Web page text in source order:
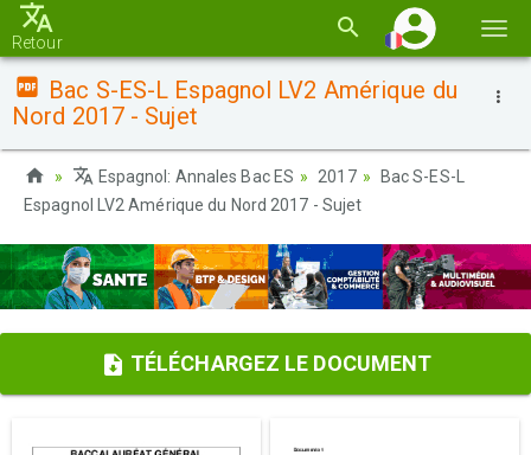
la
Retour
Bac S-ES-L Espagnol LV2 Amérique du
Nord 2017 - Sujet
Espagnol: Annales Bac ES 2017
Bac S-ES-L
Espagnol LV2 Amérique du Nord 2017 - Sujet
TÉLÉCHARGEZ LE DOCUMENT